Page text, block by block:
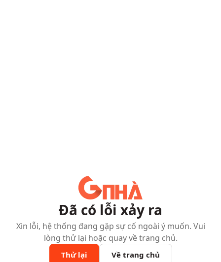
Đã có lỗi xảy ra
Xin lỗi, hệ thống đang gặp sự cố ngoài ý muốn. Vui
lòng thử lại hoặc quay về trang chủ.
Thử lại Về trang chủ